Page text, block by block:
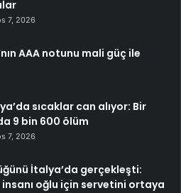
7, 2026
AAA notunu mali güç ile
sıcaklar can alıyor: Bir
9 bin 600 ölüm
7, 2026
İtalya’da gerçekleşti:
insanı oğlu için servetini ortaya